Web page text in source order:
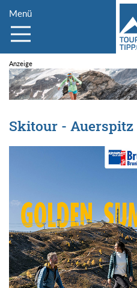
Menü
Skitour - Auerspitz